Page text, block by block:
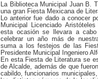
La Biblioteca Municipal Juan B.
una gran Fiesta Mexicana de
Lo anterior fue dado a conocer
Municipal Licenciado
esta ocasión se llevara a
celebrar un año más de
suma a los festejos de las
Presidente Municipal Ingeniero
En esta Fiesta de Literatura se
de Alcalde, además de que
cabildo, funcionarios